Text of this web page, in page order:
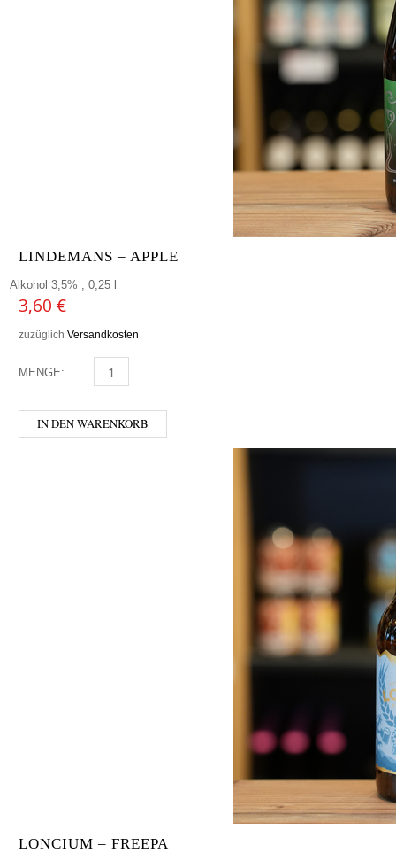
LINDEMANS – APPLE
Alkohol 3,5% , 0,25 l
3,60 €
zuzüglich Versandkosten
MENGE: LINDEMANS - APPLE MENGE
IN DEN WARENKORB
LONCIUM – FREEPA